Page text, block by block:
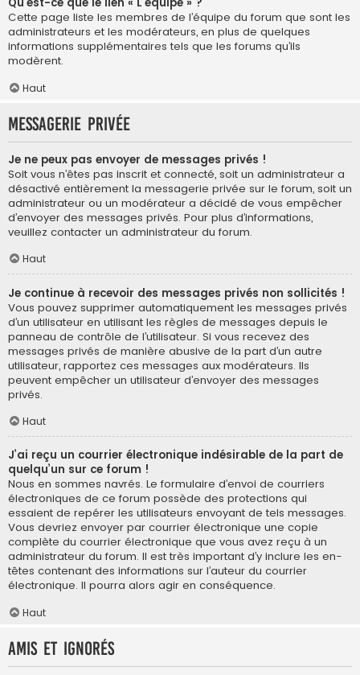
Qu’est-ce que le lien « L’équipe » ?
Cette page liste les membres de l’équipe du forum que sont les
administrateurs et les modérateurs, en plus de quelques
informations supplémentaires tels que les forums qu’ils
modèrent.
Haut
Messagerie privée
Je ne peux pas envoyer de messages privés !
Soit vous n’êtes pas inscrit et connecté, soit un administrateur a
désactivé entièrement la messagerie privée sur le forum, soit un
administrateur ou un modérateur a décidé de vous empêcher
d’envoyer des messages privés. Pour plus d’informations,
veuillez contacter un administrateur du forum.
Haut
Je continue à recevoir des messages privés non sollicités !
Vous pouvez supprimer automatiquement les messages privés
d’un utilisateur en utilisant les règles de messages depuis le
panneau de contrôle de l’utilisateur. Si vous recevez des
messages privés de manière abusive de la part d’un autre
utilisateur, rapportez ces messages aux modérateurs. Ils
peuvent empêcher un utilisateur d’envoyer des messages
privés.
Haut
J’ai reçu un courrier électronique indésirable de la part de
quelqu’un sur ce forum !
Nous en sommes navrés. Le formulaire d’envoi de courriers
électroniques de ce forum possède des protections qui
essaient de repérer les utilisateurs envoyant de tels messages.
Vous devriez envoyer par courrier électronique une copie
complète du courrier électronique que vous avez reçu à un
administrateur du forum. Il est très important d’y inclure les en-
têtes contenant des informations sur l’auteur du courrier
électronique. Il pourra alors agir en conséquence.
Haut
Amis et ignorés